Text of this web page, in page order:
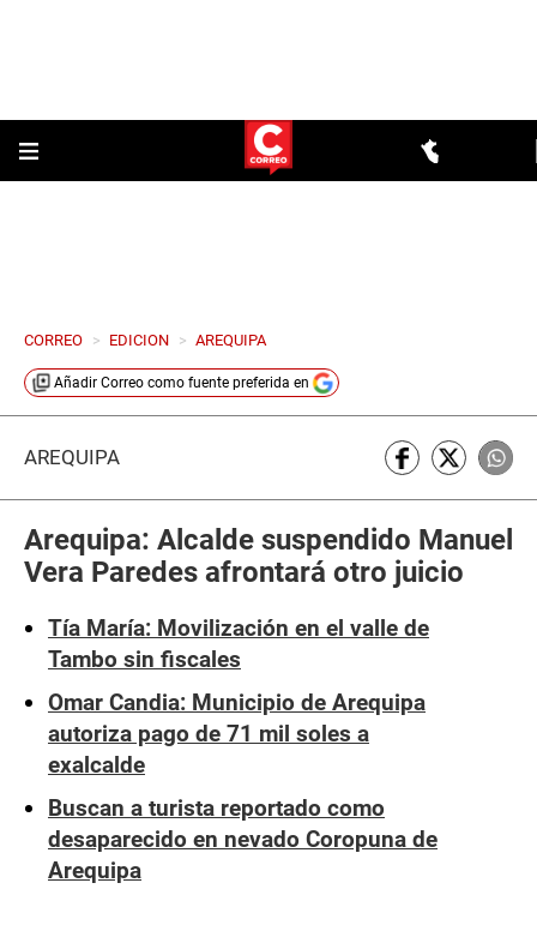
CORREO > EDICION > AREQUIPA
Añadir Correo como fuente preferida en
AREQUIPA
Arequipa: Alcalde suspendido Manuel
Vera Paredes afrontará otro juicio
Tía María: Movilización en el valle de
Tambo sin fiscales
Omar Candia: Municipio de Arequipa
autoriza pago de 71 mil soles a
exalcalde
Buscan a turista reportado como
desaparecido en nevado Coropuna de
Arequipa